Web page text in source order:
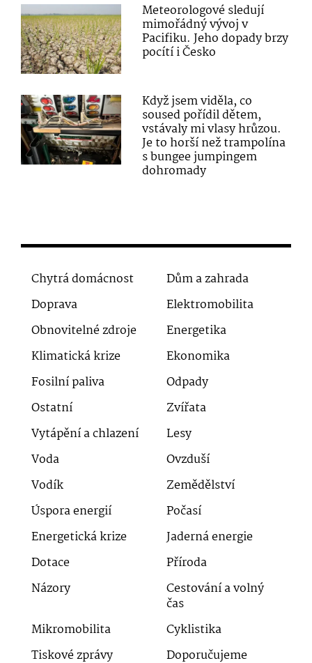
Meteorologové sledují
mimořádný vývoj v
Pacifiku. Jeho dopady brzy
pocítí i Česko
Když jsem viděla, co
soused pořídil dětem,
vstávaly mi vlasy hrůzou.
Je to horší než trampolína
s bungee jumpingem
dohromady
Chytrá domácnost
Dům a zahrada
Doprava
Elektromobilita
Obnovitelné zdroje
Energetika
Klimatická krize
Ekonomika
Fosilní paliva
Odpady
Ostatní
Zvířata
Vytápění a chlazení
Lesy
Voda
Ovzduší
Vodík
Zemědělství
Úspora energií
Počasí
Energetická krize
Jaderná energie
Dotace
Příroda
Názory
Cestování a volný
čas
Mikromobilita
Cyklistika
Tiskové zprávy
Doporučujeme